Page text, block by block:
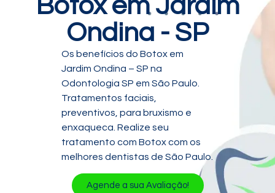
Botox em Jardim
Ondina - SP
Os benefícios do Botox em
Jardim Ondina – SP na
Odontologia SP em São Paulo.
Tratamentos faciais,
preventivos, para bruxismo e
enxaqueca. Realize seu
tratamento com Botox com os
melhores dentistas de São Paulo.
Agende a sua Avaliação!